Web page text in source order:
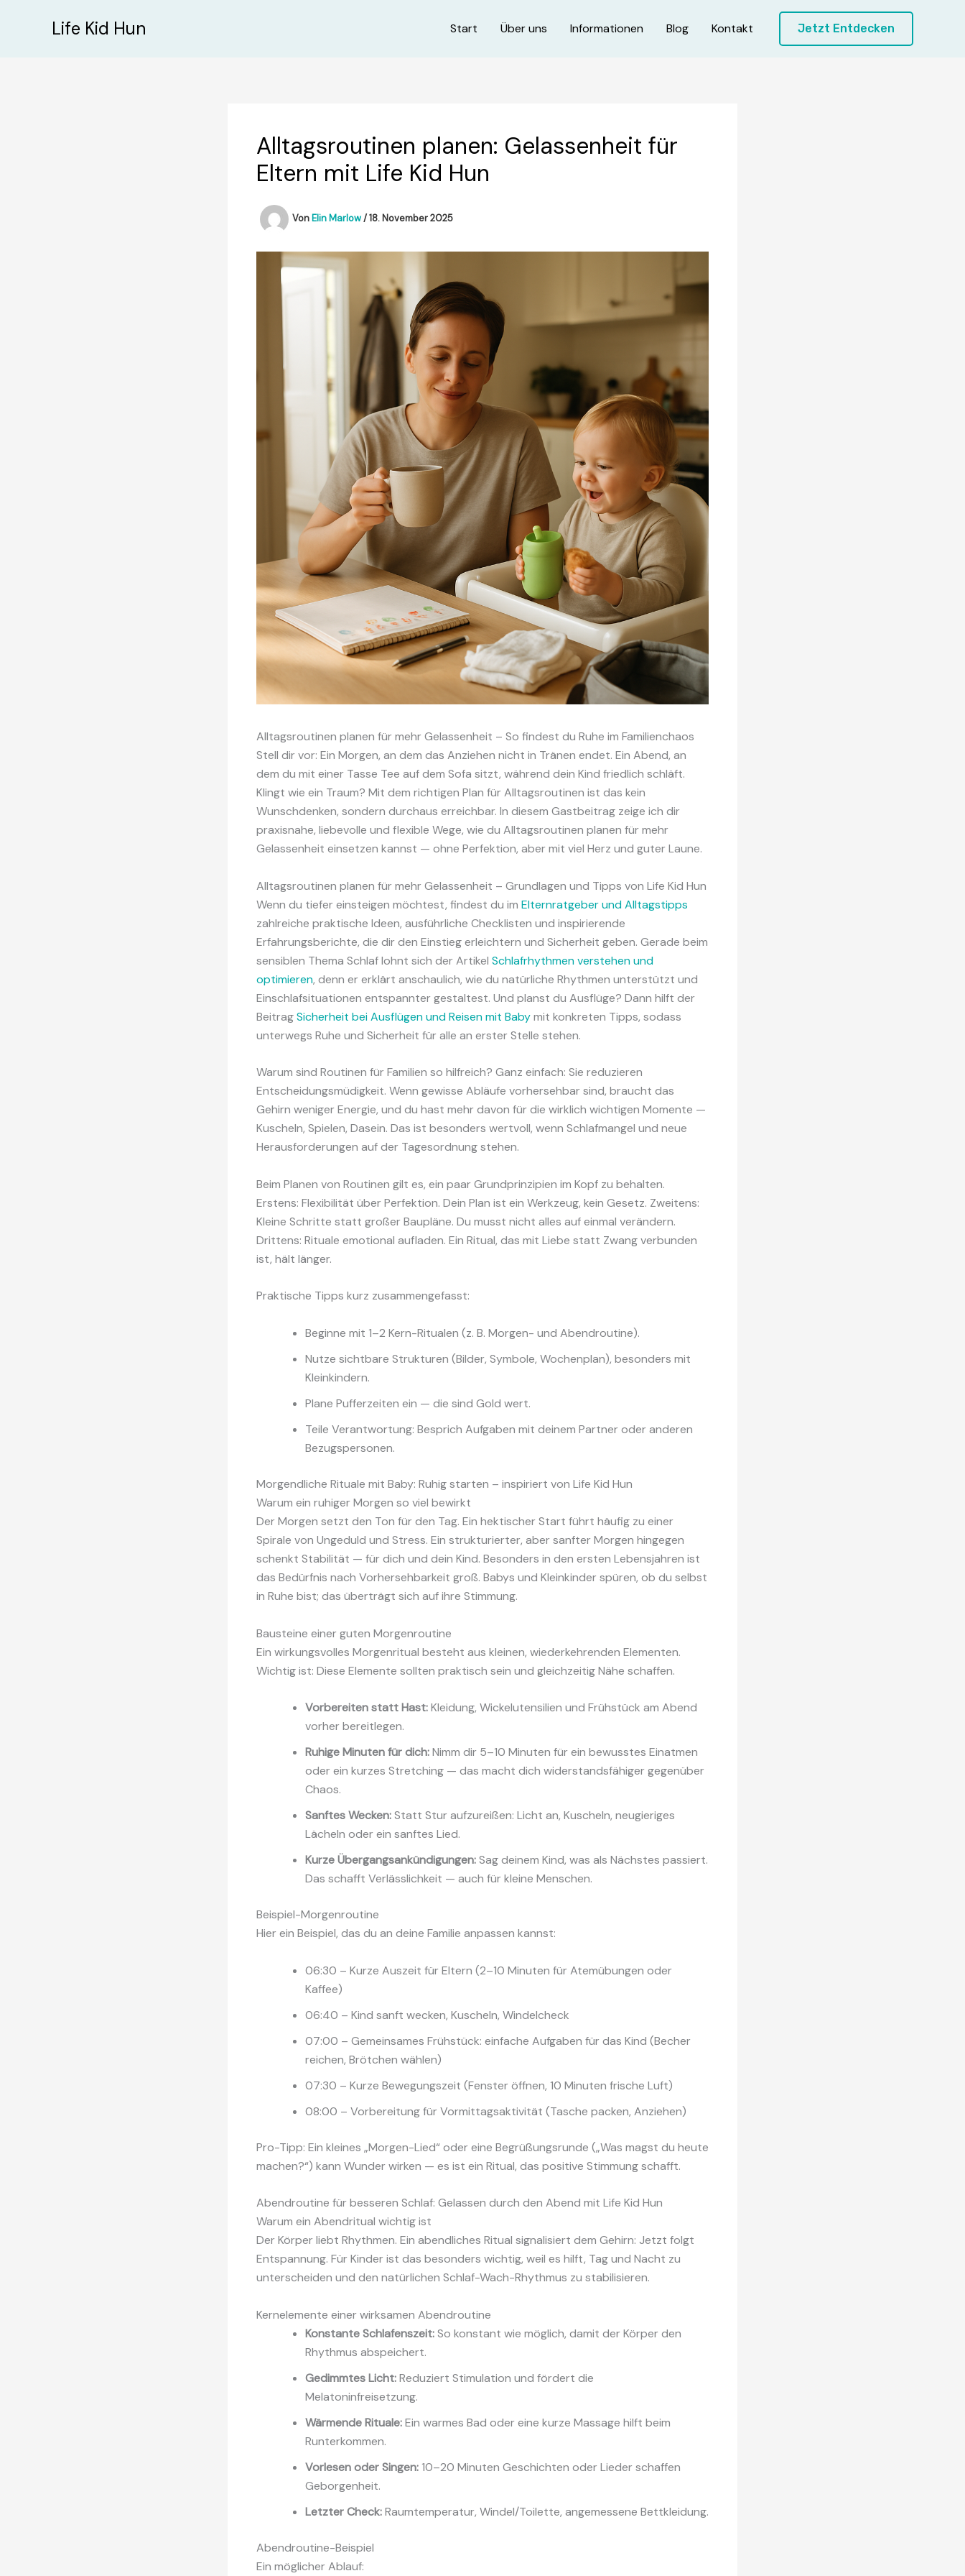
Life Kid Hun Start Über uns Informationen Blog Kontakt Jetzt Entdecken
Alltagsroutinen planen: Gelassenheit für
Eltern mit Life Kid Hun
Von Elin Marlow/18. November 2025
Alltagsroutinen planen für mehr Gelassenheit – So findest du Ruhe im Familienchaos
Stell dir vor: Ein Morgen, an dem das Anziehen nicht in Tränen endet. Ein Abend, an
dem du mit einer Tasse Tee auf dem Sofa sitzt, während dein Kind friedlich schläft.
Klingt wie ein Traum? Mit dem richtigen Plan für Alltagsroutinen ist das kein
Wunschdenken, sondern durchaus erreichbar. In diesem Gastbeitrag zeige ich dir
praxisnahe, liebevolle und flexible Wege, wie du Alltagsroutinen planen für mehr
Gelassenheit einsetzen kannst — ohne Perfektion, aber mit viel Herz und guter Laune.
Alltagsroutinen planen für mehr Gelassenheit – Grundlagen und Tipps von Life Kid Hun
Wenn du tiefer einsteigen möchtest, findest du im Elternratgeber und Alltagstipps
zahlreiche praktische Ideen, ausführliche Checklisten und inspirierende
Erfahrungsberichte, die dir den Einstieg erleichtern und Sicherheit geben. Gerade beim
sensiblen Thema Schlaf lohnt sich der Artikel Schlafrhythmen verstehen und
optimieren, denn er erklärt anschaulich, wie du natürliche Rhythmen unterstützt und
Einschlafsituationen entspannter gestaltest. Und planst du Ausflüge? Dann hilft der
BeitragSicherheit bei Ausflügen und Reisen mit Babymit konkreten Tipps, sodass
unterwegs Ruhe und Sicherheit für alle an erster Stelle stehen.
Warum sind Routinen für Familien so hilfreich? Ganz einfach: Sie reduzieren
Entscheidungsmüdigkeit. Wenn gewisse Abläufe vorhersehbar sind, braucht das
Gehirn weniger Energie, und du hast mehr davon für die wirklich wichtigen Momente —
Kuscheln, Spielen, Dasein. Das ist besonders wertvoll, wenn Schlafmangel und neue
Herausforderungen auf der Tagesordnung stehen.
Beim Planen von Routinen gilt es, ein paar Grundprinzipien im Kopf zu behalten.
Erstens: Flexibilität über Perfektion. Dein Plan ist ein Werkzeug, kein Gesetz. Zweitens:
Kleine Schritte statt großer Baupläne. Du musst nicht alles auf einmal verändern.
Drittens: Rituale emotional aufladen. Ein Ritual, das mit Liebe statt Zwang verbunden
ist, hält länger.
Praktische Tipps kurz zusammengefasst:
Beginne mit 1–2 Kern-Ritualen (z. B. Morgen- und Abendroutine).
Nutze sichtbare Strukturen (Bilder, Symbole, Wochenplan), besonders mit
Kleinkindern.
Plane Pufferzeiten ein — die sind Gold wert.
Teile Verantwortung: Besprich Aufgaben mit deinem Partner oder anderen
Bezugspersonen.
Morgendliche Rituale mit Baby: Ruhig starten – inspiriert von Life Kid Hun
Warum ein ruhiger Morgen so viel bewirkt
Der Morgen setzt den Ton für den Tag. Ein hektischer Start führt häufig zu einer
Spirale von Ungeduld und Stress. Ein strukturierter, aber sanfter Morgen hingegen
schenkt Stabilität — für dich und dein Kind. Besonders in den ersten Lebensjahren ist
das Bedürfnis nach Vorhersehbarkeit groß. Babys und Kleinkinder spüren, ob du selbst
in Ruhe bist; das überträgt sich auf ihre Stimmung.
Bausteine einer guten Morgenroutine
Ein wirkungsvolles Morgenritual besteht aus kleinen, wiederkehrenden Elementen.
Wichtig ist: Diese Elemente sollten praktisch sein und gleichzeitig Nähe schaffen.
Vorbereiten statt Hast:Kleidung, Wickelutensilien und Frühstück am Abend
vorher bereitlegen.
Ruhige Minuten für dich:Nimm dir 5–10 Minuten für ein bewusstes Einatmen
oder ein kurzes Stretching — das macht dich widerstandsfähiger gegenüber
Chaos.
Sanftes Wecken:Statt Stur aufzureißen: Licht an, Kuscheln, neugieriges
Lächeln oder ein sanftes Lied.
Kurze Übergangsankündigungen:Sag deinem Kind, was als Nächstes passiert.
Das schafft Verlässlichkeit — auch für kleine Menschen.
Beispiel-Morgenroutine
Hier ein Beispiel, das du an deine Familie anpassen kannst:
06:30 – Kurze Auszeit für Eltern (2–10 Minuten für Atemübungen oder
Kaffee)
06:40 – Kind sanft wecken, Kuscheln, Windelcheck
07:00 – Gemeinsames Frühstück: einfache Aufgaben für das Kind (Becher
reichen, Brötchen wählen)
07:30 – Kurze Bewegungszeit (Fenster öffnen, 10 Minuten frische Luft)
08:00 – Vorbereitung für Vormittagsaktivität (Tasche packen, Anziehen)
Pro-Tipp: Ein kleines „Morgen-Lied“ oder eine Begrüßungsrunde („Was magst du heute
machen?“) kann Wunder wirken — es ist ein Ritual, das positive Stimmung schafft.
Abendroutine für besseren Schlaf: Gelassen durch den Abend mit Life Kid Hun
Warum ein Abendritual wichtig ist
Der Körper liebt Rhythmen. Ein abendliches Ritual signalisiert dem Gehirn: Jetzt folgt
Entspannung. Für Kinder ist das besonders wichtig, weil es hilft, Tag und Nacht zu
unterscheiden und den natürlichen Schlaf-Wach-Rhythmus zu stabilisieren.
Kernelemente einer wirksamen Abendroutine
Konstante Schlafenszeit:So konstant wie möglich, damit der Körper den
Rhythmus abspeichert.
Gedimmtes Licht:Reduziert Stimulation und fördert die
Melatoninfreisetzung.
Wärmende Rituale:Ein warmes Bad oder eine kurze Massage hilft beim
Runterkommen.
Vorlesen oder Singen:10–20 Minuten Geschichten oder Lieder schaffen
Geborgenheit.
Letzter Check:Raumtemperatur, Windel/Toilette, angemessene Bettkleidung.
Abendroutine-Beispiel
Ein möglicher Ablauf: